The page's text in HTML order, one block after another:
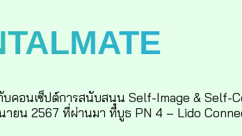
บคอนเซ็ปต์การสนับสนุน Self-Image & Self-
ายน 2567 ที่ผ่านมา ที่บูธ PN 4 – Lido